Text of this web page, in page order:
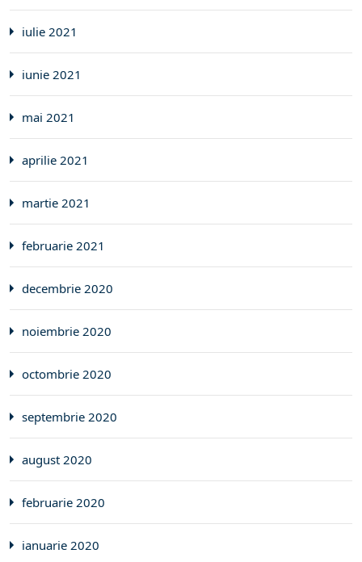
iulie 2021
iunie 2021
mai 2021
aprilie 2021
martie 2021
februarie 2021
decembrie 2020
noiembrie 2020
octombrie 2020
septembrie 2020
august 2020
februarie 2020
ianuarie 2020